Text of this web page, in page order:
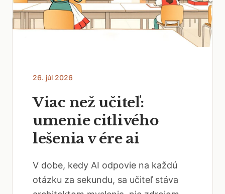
26. júl 2026
Viac než učiteľ:
umenie citlivého
lešenia v ére ai
V dobe, kedy AI odpovie na každú
otázku za sekundu, sa učiteľ stáva